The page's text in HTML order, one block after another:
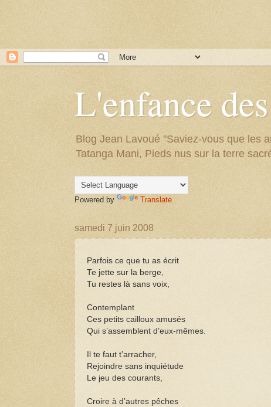
L'enfance
Blog Jean Lavoué "Saviez-vous que les
Tatanga Mani, Pieds nus sur la terre
Powered by Translate
samedi 7 juin 2008
Parfois ce que tu as écrit
Te jette sur la berge,
Tu restes là sans voix,
Contemplant
Ces petits cailloux amusés
Qui s’assemblent d’eux-mêmes.
Il te faut t’arracher,
Rejoindre sans inquiétude
Le jeu des courants,
Croire à d’autres pêches